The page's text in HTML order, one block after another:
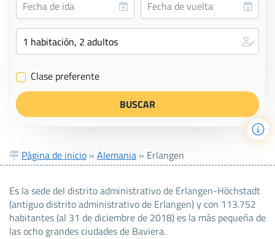
✔ Clase preferente
Página de inicio » Alemania » Erlangen
Es la sede del distrito administrativo de Erlangen-Höchstadt
(antiguo distrito administrativo de Erlangen) y con 113.752
habitantes (al 31 de diciembre de 2018) es la más pequeña de
las ocho grandes ciudades de Baviera.